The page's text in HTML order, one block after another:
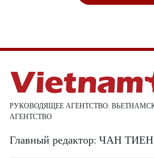
РУКОВОДЯЩЕЕ АГЕНТСТВО:
АГЕНТСТВО
Главный редактор: ЧАН